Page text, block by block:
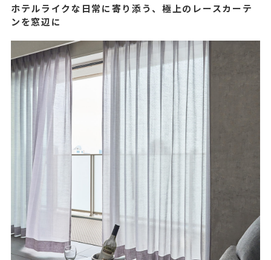
ホテルライクな日常に寄り添う、極上のレースカーテ
ンを窓辺に